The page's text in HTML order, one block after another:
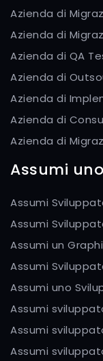
Azienda di
Azienda di
Azienda di QA
Azienda di
Azienda di
Azienda di
Azienda di
Assumi
Assumi
Assumi
Assumi un
Assumi
Assumi uno
Assumi
Assumi
Assumi